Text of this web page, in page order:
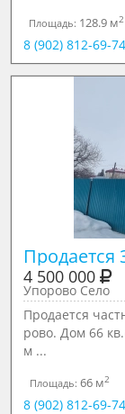
Площадь: 128.9 м2
8 (902) 812-69-
Продается
4 500 000
Упорово Село
Продается
рово. Дом 66
м ...
Площадь: 66 м2
8 (902) 812-69-